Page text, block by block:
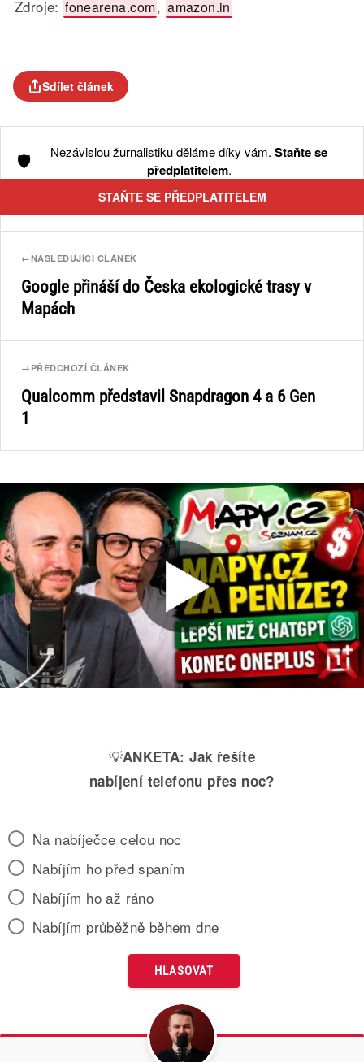
Zdroje: fonearena.com, amazon.in
Sdílet článek
🛡️ Nezávislou žurnalistiku děláme díky vám. Staňte se
předplatitelem.
STAŇTE SE PŘEDPLATITELEM
←NÁSLEDUJÍCÍ ČLÁNEK
Google přináší do Česka ekologické trasy v
Mapách
→ PŘEDCHOZÍ ČLÁNEK
Qualcomm představil Snapdragon 4 a 6 Gen
1
💡ANKETA: Jak řešíte
nabíjení telefonu přes noc?
Na nabíječce celou noc
Nabíjím ho před spaním
Nabíjím ho až ráno
Nabíjím průběžně během dne